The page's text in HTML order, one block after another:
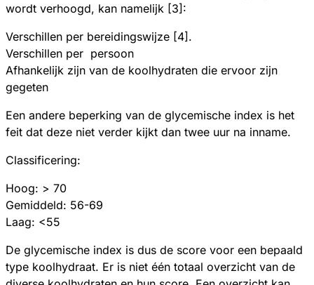
wordt verhoogd, kan namelijk [3]:
Verschillen per bereidingswijze [4].
Verschillen per persoon
Afhankelijk zijn van de koolhydraten die ervoor zijn
gegeten
Een andere beperking van de glycemische index is het
feit dat deze niet verder kijkt dan twee uur na inname.
Classificering:
Hoog: > 70
Gemiddeld: 56-69
Laag: <55
De glycemische index is dus de score voor een bepaald
type koolhydraat. Er is niet één totaal overzicht van de